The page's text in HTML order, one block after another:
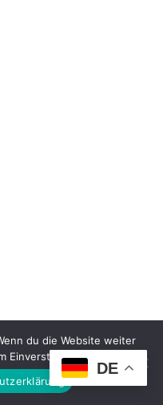
DE
du die Website weiter
aus.